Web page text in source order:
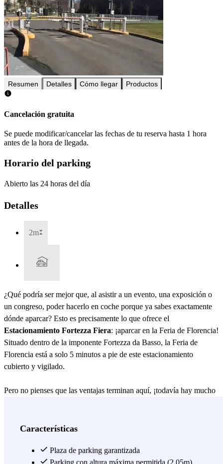
Resumen Detalles Cómo llegar Productos
Cancelación gratuita
Se puede modificar/cancelar las fechas de tu reserva hasta 1 hora
antes de la hora de llegada.
Horario del parking
Abierto las 24 horas del día
Detalles
2m
¿Qué podría ser mejor que, al asistir a un evento, una exposición o
un congreso, poder hacerlo en coche porque ya sabes exactamente
dónde aparcar? Esto es precisamente lo que ofrece el
Estacionamiento Fortezza Fiera: ¡aparcar en la Feria de Florencia!
Situado dentro de la imponente Fortezza da Basso, la Feria de
Florencia está a solo 5 minutos a pie de este estacionamiento
cubierto y vigilado.
Pero no pienses que las ventajas terminan aquí, ¡todavía hay mucho
renunciar a aparcar cerca del centro de la ciudad, al que puedes
24 horas del día y... ¡también es perfecto para aparcar cerca de la
Estación de Santa Maria Novella!
Características
Plaza de parking garantizada
Parking con altura máxima permitida (2.05m)